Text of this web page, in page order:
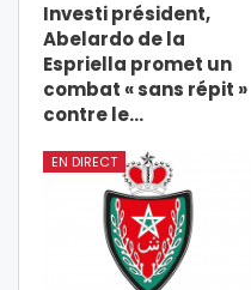
Investi président,
Abelardo de la
Espriella promet un
combat « sans répit »
contre le…
EN DIRECT